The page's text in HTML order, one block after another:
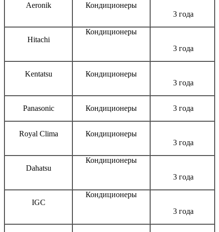
Aeronik
Кондиционеры
3 года
Hitachi
Кондиционеры
3 года
Kentatsu
Кондиционеры
3 года
Panasonic Кондиционеры 3 года
Royal Clima
Кондиционеры
3 года
Dahatsu
Кондиционеры
3 года
IGC
Кондиционеры
3 года